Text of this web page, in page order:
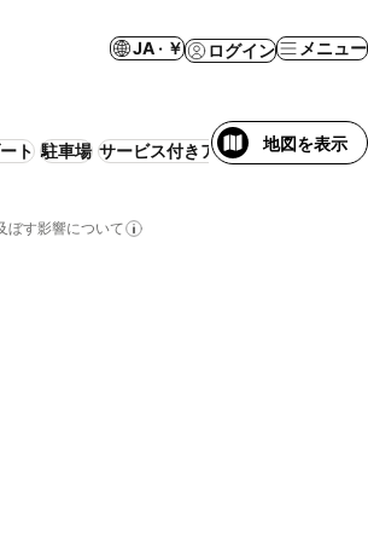
JA · ￥ ログイン メニュー
ト 駐車場 サービス付きアパートメント エア
地図を表示
ぼす影響について
加